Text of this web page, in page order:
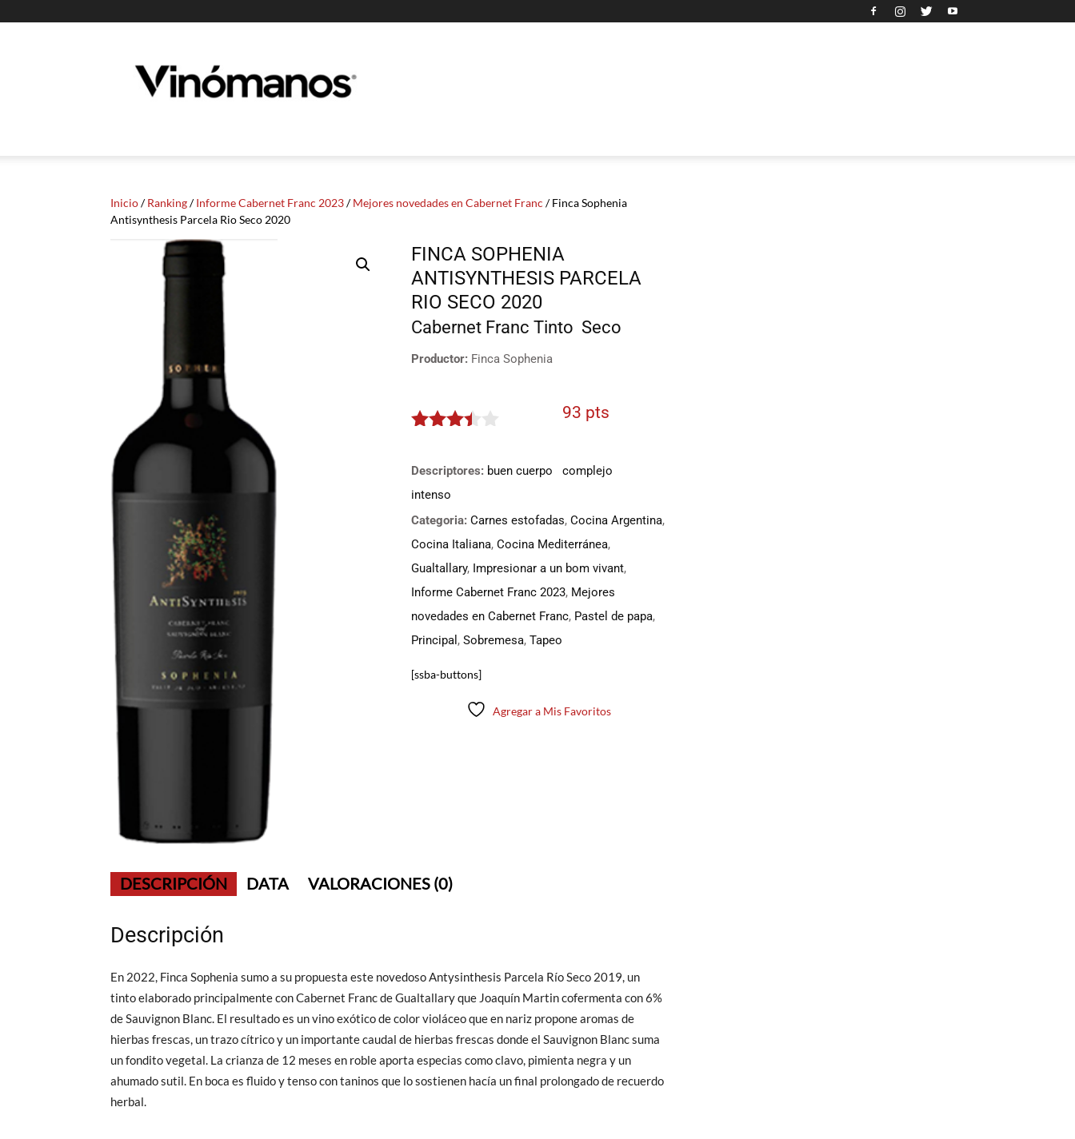
Vinomanos
Inicio/Ranking/Informe Cabernet Franc 2023/Mejores novedades en Cabernet Franc / Finca Sophenia
Antisynthesis Parcela Rio Seco 2020
FINCA SOPHENIA
ANTISYNTHESIS PARCELA
RIO SECO 2020
Cabernet Franc Tinto Seco
Productor: Finca Sophenia
93 pts
Descriptores: buen cuerpo
complejo
intenso
Categoria: Carnes estofadas, Cocina Argentina,
Cocina Italiana, Cocina Mediterránea,
Gualtallary, Impresionar a un bom vivant,
Informe Cabernet Franc 2023, Mejores
novedades en Cabernet Franc, Pastel de papa,
Principal , Sobremesa, Tapeo
[ssba-buttons]
Agregar a Mis Favoritos
DESCRIPCIÓN DATA VALORACIONES (0)
Descripción
En 2022, Finca Sophenia sumo a su propuesta este novedoso Antysinthesis Parcela Río Seco 2019, un
tinto elaborado principalmente con Cabernet Franc de Gualtallary que Joaquín Martin cofermenta con 6%
de Sauvignon Blanc. El resultado es un vino exótico de color violáceo que en nariz propone aromas de
hierbas frescas, un trazo cítrico y un importante caudal de hierbas frescas donde el Sauvignon Blanc suma
un fondito vegetal. La crianza de 12 meses en roble aporta especias como clavo, pimienta negra y un
ahumado sutil. En boca es fluido y tenso con taninos que lo sostienen hacía un final prolongado de recuerdo
herbal.